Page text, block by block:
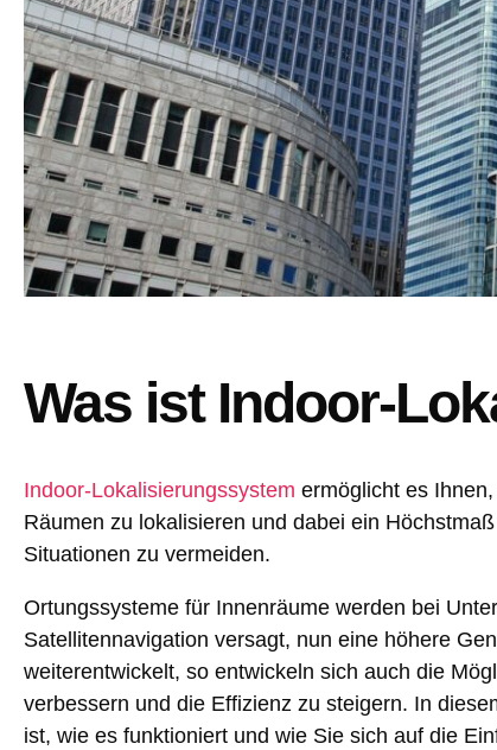
Was ist Indoor-
Indoor-Lokalisierungssystem ermöglicht es
Räumen zu lokalisieren und dabei ein
Situationen zu vermeiden.
Ortungssysteme für Innenräume werden bei
Satellitennavigation versagt, nun eine höhere
weiterentwickelt, so entwickeln sich auch die
verbessern und die Effizienz zu steigern. In
ist, wie es funktioniert und wie Sie sich auf die